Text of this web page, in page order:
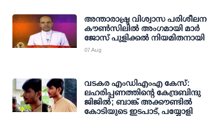
അന്താരാഷ്ട്ര വിശ്വാസ പരിശീലന
കൗണ്‍സിലില്‍ അംഗമായി മാര്‍
ജോസ് പുളിക്കല്‍ നിയമിതനായി
07 Aug
വടകര എംഡിഎംഎ കേസ്:
ലഹരിപ്പണത്തിന്റെ കേന്ദ്രബിന്ദു
ജിജില്‍; ബാങ്ക് അക്കൗണ്ടില്‍
കോടിയുടെ ഇടപാട്, പയ്യോളി